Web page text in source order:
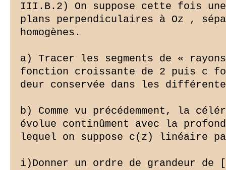
III.B.2) On suppose cette fois une
plans perpendiculaires à Oz ,
homogènes.
a) Tracer les segments de «
fonction croissante de 2 puis c
deur conservée dans les
b) Comme vu précédemment, la
évolue continûment avec la
lequel on suppose c(z) linéaire
i)Donner un ordre de grandeur de